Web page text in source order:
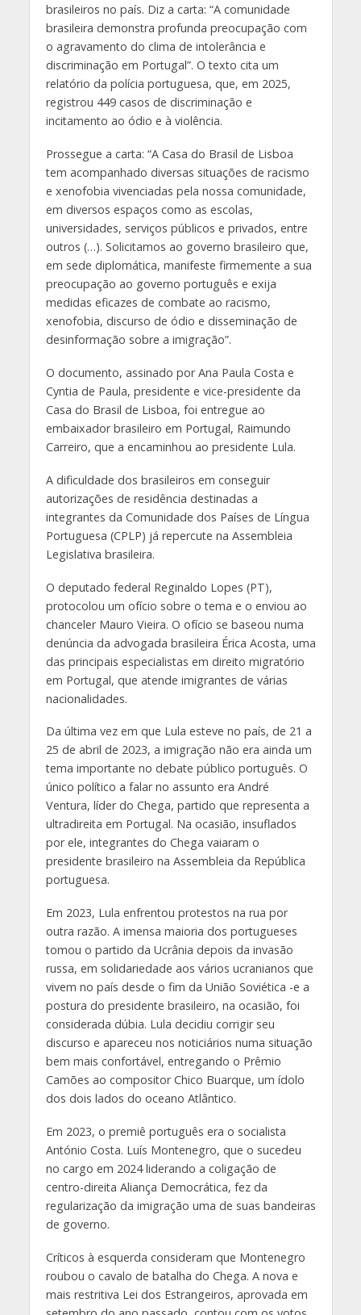
brasileiros no país. Diz a carta: “A comunidade
brasileira demonstra profunda preocupação com
o agravamento do clima de intolerância e
discriminação em Portugal”. O texto cita um
relatório da polícia portuguesa, que, em 2025,
registrou 449 casos de discriminação e
incitamento ao ódio e à violência.
Prossegue a carta: “A Casa do Brasil de Lisboa
tem acompanhado diversas situações de racismo
e xenofobia vivenciadas pela nossa comunidade,
em diversos espaços como as escolas,
universidades, serviços públicos e privados, entre
outros (…). Solicitamos ao governo brasileiro que,
em sede diplomática, manifeste firmemente a sua
preocupação ao governo português e exija
medidas eficazes de combate ao racismo,
xenofobia, discurso de ódio e disseminação de
desinformação sobre a imigração”.
O documento, assinado por Ana Paula Costa e
Cyntia de Paula, presidente e vice-presidente da
Casa do Brasil de Lisboa, foi entregue ao
embaixador brasileiro em Portugal, Raimundo
Carreiro, que a encaminhou ao presidente Lula.
A dificuldade dos brasileiros em conseguir
autorizações de residência destinadas a
integrantes da Comunidade dos Países de Língua
Portuguesa (CPLP) já repercute na Assembleia
Legislativa brasileira.
O deputado federal Reginaldo Lopes (PT),
protocolou um ofício sobre o tema e o enviou ao
chanceler Mauro Vieira. O ofício se baseou numa
denúncia da advogada brasileira Érica Acosta, uma
das principais especialistas em direito migratório
em Portugal, que atende imigrantes de várias
nacionalidades.
Da última vez em que Lula esteve no país, de 21 a
25 de abril de 2023, a imigração não era ainda um
tema importante no debate público português. O
único político a falar no assunto era André
Ventura, líder do Chega, partido que representa a
ultradireita em Portugal. Na ocasião, insuflados
por ele, integrantes do Chega vaiaram o
presidente brasileiro na Assembleia da República
portuguesa.
Em 2023, Lula enfrentou protestos na rua por
outra razão. A imensa maioria dos portugueses
tomou o partido da Ucrânia depois da invasão
russa, em solidariedade aos vários ucranianos que
vivem no país desde o fim da União Soviética -e a
postura do presidente brasileiro, na ocasião, foi
considerada dúbia. Lula decidiu corrigir seu
discurso e apareceu nos noticiários numa situação
bem mais confortável, entregando o Prêmio
Camões ao compositor Chico Buarque, um ídolo
dos dois lados do oceano Atlântico.
Em 2023, o premiê português era o socialista
António Costa. Luís Montenegro, que o sucedeu
no cargo em 2024 liderando a coligação de
centro-direita Aliança Democrática, fez da
regularização da imigração uma de suas bandeiras
de governo.
Críticos à esquerda consideram que Montenegro
roubou o cavalo de batalha do Chega. A nova e
mais restritiva Lei dos Estrangeiros, aprovada em